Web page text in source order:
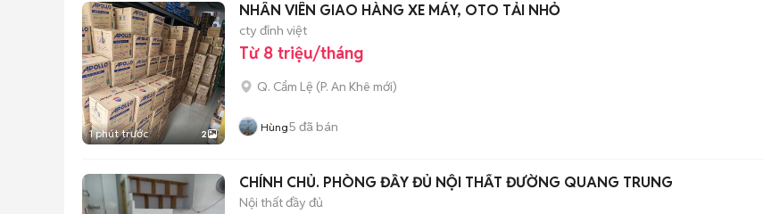
1 phút trước 2
NHÂN VIÊN GIAO HÀNG XE MÁY, OTO TẢI NHỎ
cty đỉnh việt
Từ 8 triệu/tháng
Q. Cẩm Lệ (P. An Khê mới)
Hùng5 đã bán
CHÍNH CHỦ. PHÒNG ĐẦY ĐỦ NỘI THẤT ĐƯỜNG QUANG TRUNG
Nội thất đầy đủ